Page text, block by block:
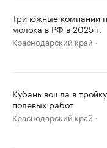
Три южные компании
молока в РФ в 2025 г.
Краснодарский край
Кубань вошла в
полевых работ
Краснодарский край